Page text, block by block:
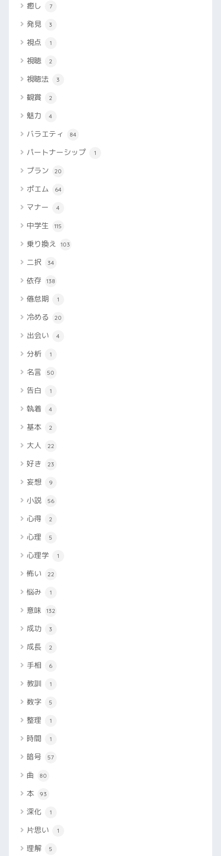
癒し 7
発見 3
視点 1
視聴 2
視聴法 3
観賞 2
魅力 4
バラエティ 84
パートナーシップ 1
プラン 20
ポエム 64
マナー 4
中学生 115
乗り換え 103
二択 34
依存 138
倦怠期 1
冷める 20
出会い 4
分析 1
名言 50
告白 1
執着 4
基本 2
大人 22
好き 23
妄想 9
小説 56
心得 2
心理 5
心理学 1
怖い 22
悩み 1
意味 132
成功 3
成長 2
手相 6
教訓 1
数字 5
整理 1
時間 1
暗号 57
曲 80
本 93
深化 1
片思い 1
理解 5